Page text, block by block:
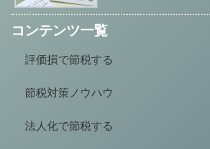
コンテンツ一覧
評価損で節税する
節税対策ノウハウ
法人化で節税する